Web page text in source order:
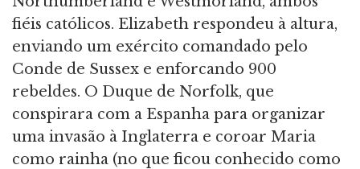
fiéis católicos. Elizabeth respondeu à altura,
enviando um exército comandado pelo
Conde de Sussex e enforcando 900
rebeldes. O Duque de Norfolk, que
conspirara com a Espanha para organizar
uma invasão à Inglaterra e coroar Maria
como rainha (no que ficou conhecido como